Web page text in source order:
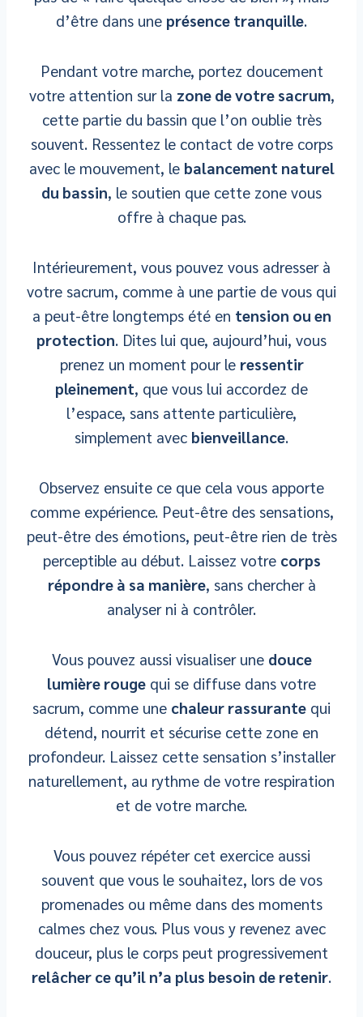
d’être dans une présence tranquille.
Pendant votre marche, portez doucement
votre attention sur la zone de votre sacrum,
cette partie du bassin que l’on oublie très
souvent. Ressentez le contact de votre corps
avec le mouvement, le balancement naturel
du bassin, le soutien que cette zone vous
offre à chaque pas.
Intérieurement, vous pouvez vous adresser à
votre sacrum, comme à une partie de vous qui
a peut-être longtemps été en tension ou en
protection. Dites lui que, aujourd’hui, vous
prenez un moment pour le ressentir
pleinement, que vous lui accordez de
l’espace, sans attente particulière,
simplement avec bienveillance.
Observez ensuite ce que cela vous apporte
comme expérience. Peut-être des sensations,
peut-être des émotions, peut-être rien de très
perceptible au début. Laissez votre corps
répondre à sa manière, sans chercher à
analyser ni à contrôler.
Vous pouvez aussi visualiser une douce
lumière rouge qui se diffuse dans votre
sacrum, comme une chaleur rassurante qui
détend, nourrit et sécurise cette zone en
profondeur. Laissez cette sensation s’installer
naturellement, au rythme de votre respiration
et de votre marche.
Vous pouvez répéter cet exercice aussi
souvent que vous le souhaitez, lors de vos
promenades ou même dans des moments
calmes chez vous. Plus vous y revenez avec
douceur, plus le corps peut progressivement
relâcher ce qu’il n’a plus besoin de retenir.